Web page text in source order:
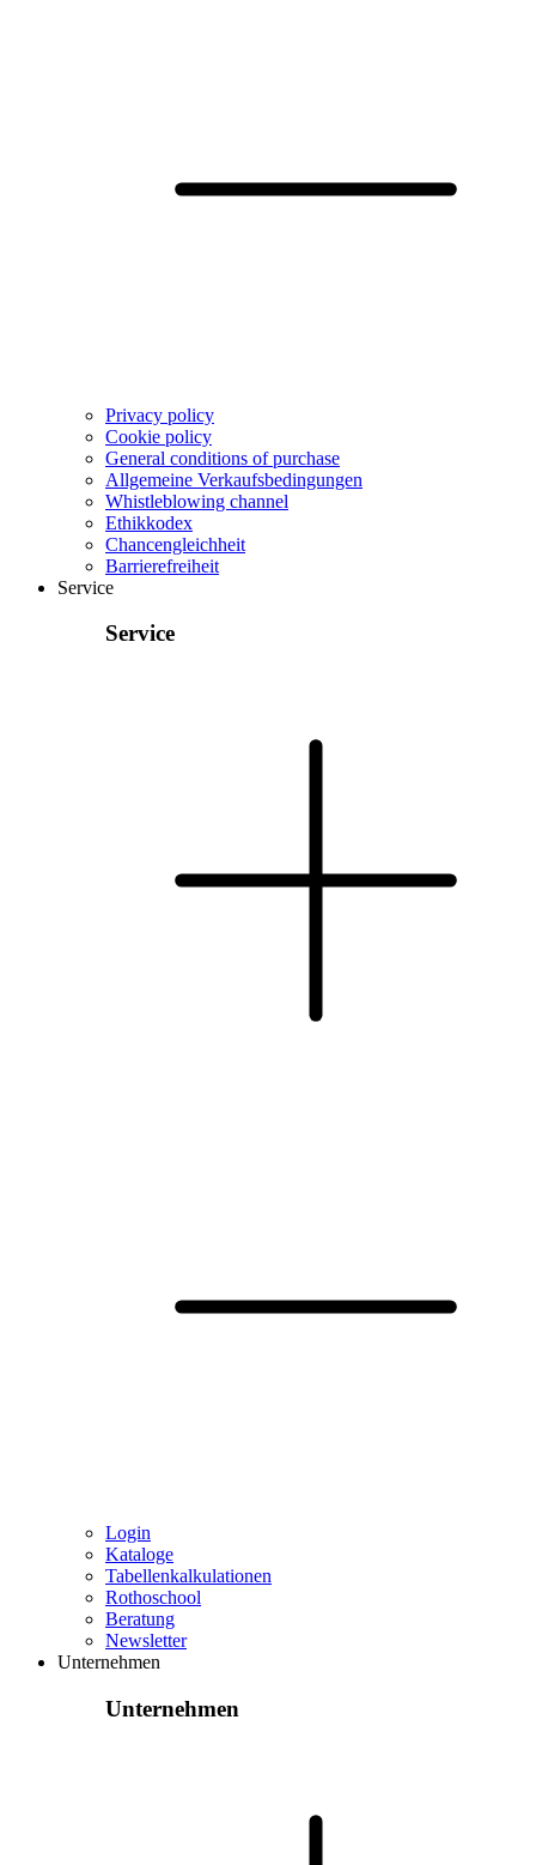
Privacy policy
Cookie policy
General conditions of purchase
Allgemeine Verkaufsbedingungen
Whistleblowing channel
Ethikkodex
Chancengleichheit
Barrierefreiheit
Service
Service
Login
Kataloge
Tabellenkalkulationen
Rothoschool
Beratung
Newsletter
Unternehmen
Unternehmen